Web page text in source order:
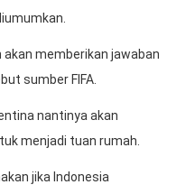
akan memberikan jawaban
sumber FIFA.
nantinya akan
menjadi tuan rumah.
jika Indonesia